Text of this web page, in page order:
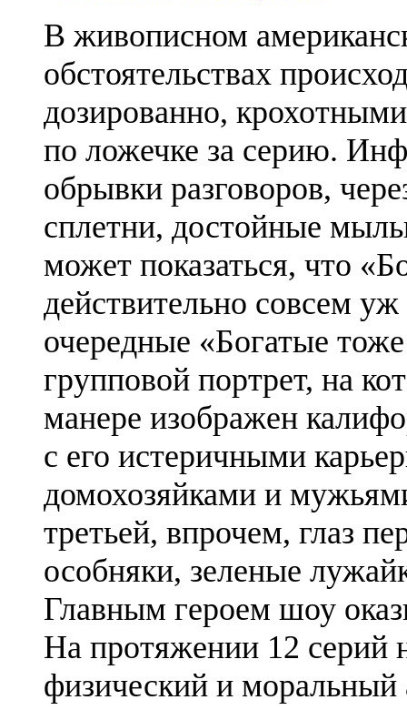
В живописном
обстоятельствах
дозированно,
по ложечке за серию.
обрывки разговоров,
сплетни, достойные
может показаться, что
действительно совсем
очередные «Богатые
групповой портрет, на
манере изображен
с его истеричными
домохозяйками и
третьей, впрочем, глаз
особняки, зеленые
Главным героем шоу
На протяжении 12 серий
физический и моральный